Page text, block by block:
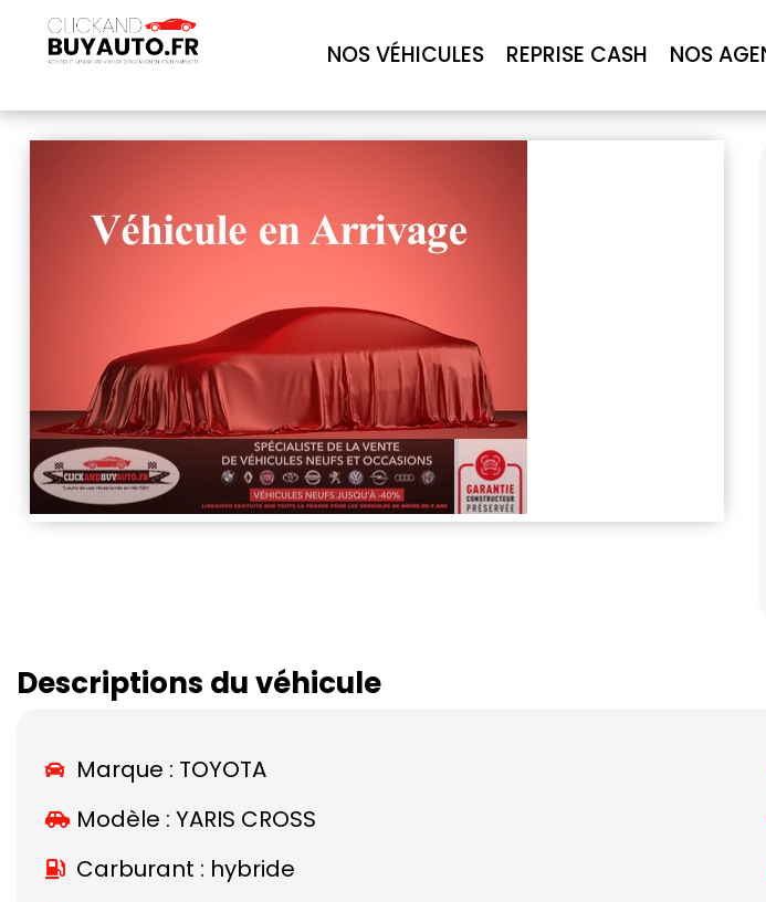
NOS VÉHICULES REPRISE CASH NOS
Descriptions du véhicule
Marque : TOYOTA
Modèle : YARIS CROSS
Carburant : hybride